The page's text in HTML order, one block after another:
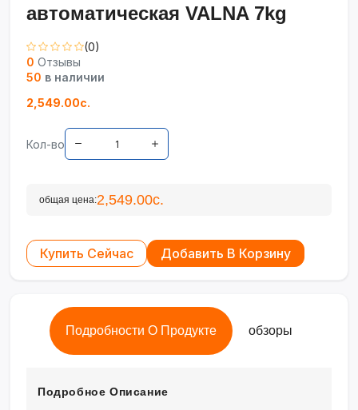
автоматическая VALNA 7kg
(0)
0 Отзывы
50 в наличии
2,549.00с.
Кол-во
общая цена:2,549.00с.
Купить Сейчас Добавить В Корзину
Подробности О Продукте обзоры
Подробное Описание